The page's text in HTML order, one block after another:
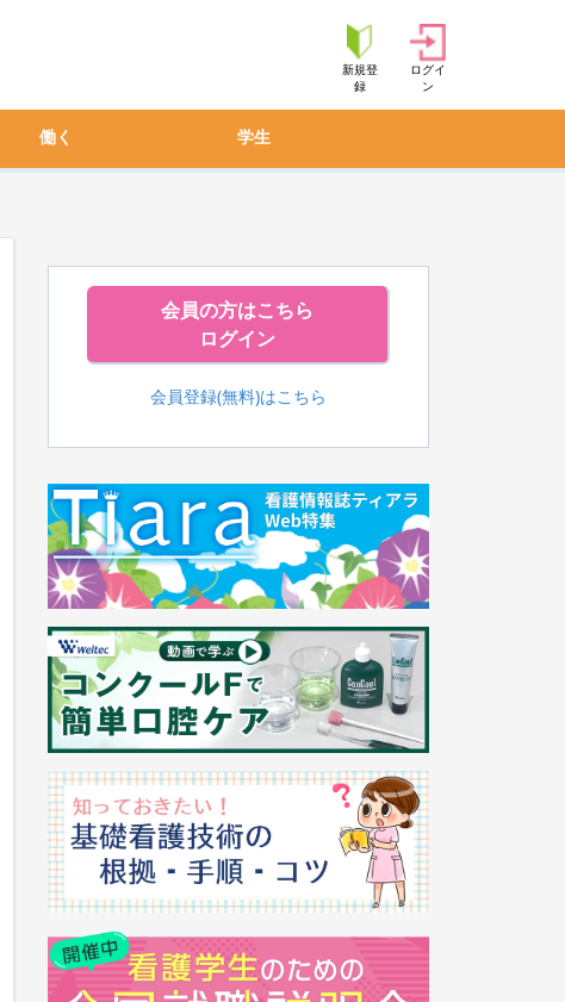
新規登
録
ログイ
ン
働く 学生
会員の方はこちら
ログイン
会員登録(無料)はこちら